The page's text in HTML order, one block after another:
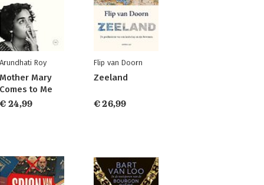
Arundhati Roy
Mother Mary
Comes to Me
€ 24,99
Flip van Doorn
Zeeland
€ 26,99